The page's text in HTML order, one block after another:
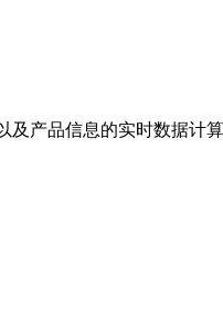
产品信息的实时数据计